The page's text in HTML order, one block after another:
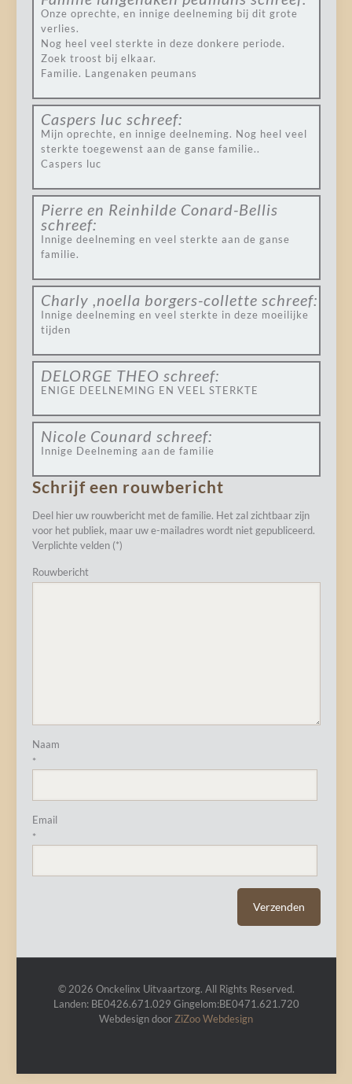
Onze oprechte, en innige deelneming bij dit grote
verlies.
Nog heel veel sterkte in deze donkere periode.
Zoek troost bij elkaar.
Familie. Langenaken peumans
Caspers luc schreef:
Mijn oprechte, en innige deelneming. Nog heel veel
sterkte toegewenst aan de ganse familie..
Caspers luc
Pierre en Reinhilde Conard-Bellis
schreef:
Innige deelneming en veel sterkte aan de ganse
familie.
Charly ,noella borgers-collette schreef:
Innige deelneming en veel sterkte in deze moeilijke
tijden
DELORGE THEO schreef:
ENIGE DEELNEMING EN VEEL STERKTE
Nicole Counard schreef:
Innige Deelneming aan de familie
Schrijf een rouwbericht
Deel hier uw rouwbericht met de familie. Het zal zichtbaar zijn
voor het publiek, maar uw e-mailadres wordt niet gepubliceerd.
Verplichte velden (*)
Rouwbericht
Naam
*
Email
*
© 2026 Onckelinx Uitvaartzorg. All Rights Reserved.
Landen: BE0426.671.029 Gingelom:BE0471.621.720
Webdesign door ZiZooWebdesign